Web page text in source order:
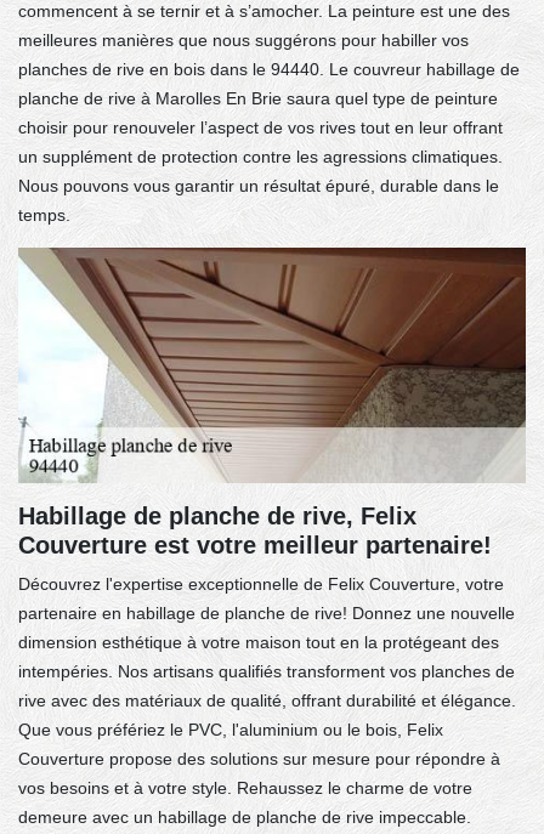
commencent à se ternir et à s’amocher. La peinture est une des
meilleures manières que nous suggérons pour habiller vos
planches de rive en bois dans le 94440. Le couvreur habillage de
planche de rive à Marolles En Brie saura quel type de peinture
choisir pour renouveler l’aspect de vos rives tout en leur offrant
un supplément de protection contre les agressions climatiques.
Nous pouvons vous garantir un résultat épuré, durable dans le
temps.
Habillage de planche de rive, Felix
Couverture est votre meilleur partenaire!
Découvrez l'expertise exceptionnelle de Felix Couverture, votre
partenaire en habillage de planche de rive! Donnez une nouvelle
dimension esthétique à votre maison tout en la protégeant des
intempéries. Nos artisans qualifiés transforment vos planches de
rive avec des matériaux de qualité, offrant durabilité et élégance.
Que vous préfériez le PVC, l'aluminium ou le bois, Felix
Couverture propose des solutions sur mesure pour répondre à
vos besoins et à votre style. Rehaussez le charme de votre
demeure avec un habillage de planche de rive impeccable.